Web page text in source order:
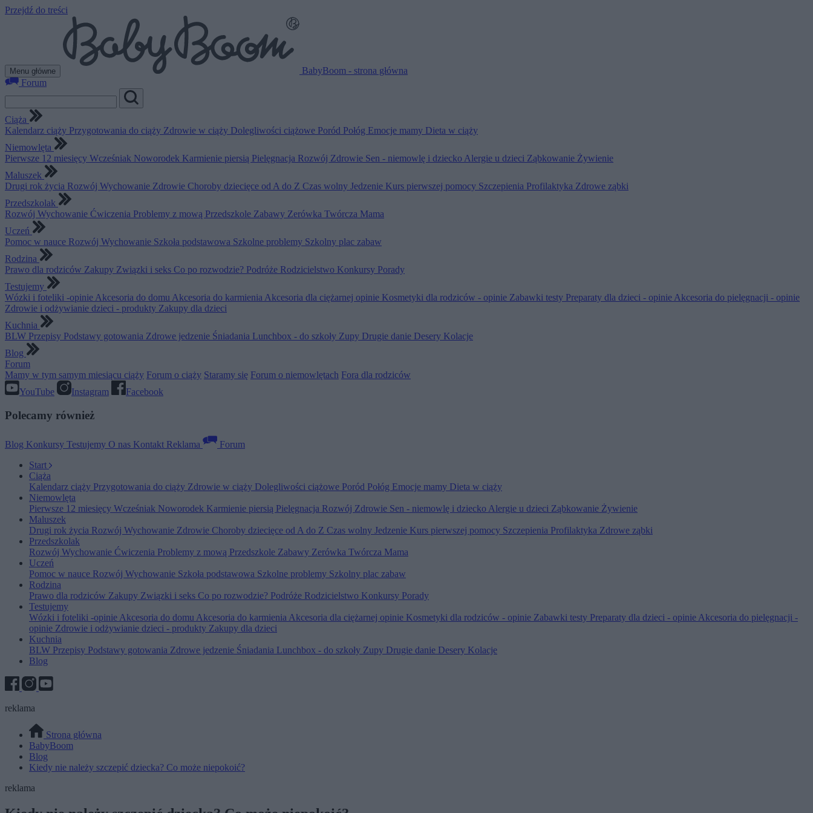
Przejdź do treści
Menu główne
BabyBoom - strona główna
Forum
Ciąża
Kalendarz ciąży Przygotowania do ciąży Zdrowie w ciąży Dolegliwości ciążowe Poród Połóg Emocje mamy Dieta w ciąży
Niemowlęta
Pierwsze 12 miesięcy Wcześniak Noworodek Karmienie piersią Pielęgnacja Rozwój Zdrowie Sen - niemowlę i dziecko Alergie u dzieci Ząbkowanie Żywienie
Maluszek
Drugi rok życia Rozwój Wychowanie Zdrowie Choroby dziecięce od A do Z Czas wolny Jedzenie Kurs pierwszej pomocy Szczepienia Profilaktyka Zdrowe ząbki
Przedszkolak
Rozwój Wychowanie Ćwiczenia Problemy z mową Przedszkole Zabawy Zerówka Twórcza Mama
Uczeń
Pomoc w nauce Rozwój Wychowanie Szkoła podstawowa Szkolne problemy Szkolny plac zabaw
Rodzina
Prawo dla rodziców Zakupy Związki i seks Co po rozwodzie? Podróże Rodzicielstwo Konkursy Porady
Testujemy
Wózki i foteliki -opinie Akcesoria do domu Akcesoria do karmienia Akcesoria dla ciężarnej opinie Kosmetyki dla rodziców - opinie Zabawki testy Preparaty dla dzieci - opinie Akcesoria do pielęgnacji - opinie
Zdrowie i odżywianie dzieci - produkty Zakupy dla dzieci
Kuchnia
BLW Przepisy Podstawy gotowania Zdrowe jedzenie Śniadania Lunchbox - do szkoły Zupy Drugie danie Desery Kolacje
Blog
Forum
Mamy w tym samym miesiącu ciąży Forum o ciąży Staramy się Forum o niemowlętach Fora dla rodziców
YouTube
Instagram Facebook
Polecamy również
Blog Konkursy Testujemy O nas Kontakt Reklama
Forum
Start
Ciąża
Kalendarz ciąży Przygotowania do ciąży Zdrowie w ciąży Dolegliwości ciążowe Poród Połóg Emocje mamy Dieta w ciąży
Niemowlęta
Pierwsze 12 miesięcy Wcześniak Noworodek Karmienie piersią Pielęgnacja Rozwój Zdrowie Sen - niemowlę i dziecko Alergie u dzieci Ząbkowanie Żywienie
Maluszek
Drugi rok życia Rozwój Wychowanie Zdrowie Choroby dziecięce od A do Z Czas wolny Jedzenie Kurs pierwszej pomocy Szczepienia Profilaktyka Zdrowe ząbki
Przedszkolak
Rozwój Wychowanie Ćwiczenia Problemy z mową Przedszkole Zabawy Zerówka Twórcza Mama
Uczeń
Pomoc w nauce Rozwój Wychowanie Szkoła podstawowa Szkolne problemy Szkolny plac zabaw
Rodzina
Prawo dla rodziców Zakupy Związki i seks Co po rozwodzie? Podróże Rodzicielstwo Konkursy Porady
Testujemy
Wózki i foteliki -opinieAkcesoria do domu Akcesoria do karmieniaAkcesoria dla ciężarnej opinie Kosmetyki dla rodziców - opinie Zabawki testy Preparaty dla dzieci - opinieAkcesoria do pielęgnacji -
opinie Zdrowie i odżywianie dzieci - produkty Zakupy dla dzieci
Kuchnia
BLW Przepisy Podstawy gotowania Zdrowe jedzenie Śniadania Lunchbox - do szkoły Zupy Drugie danie Desery Kolacje
Blog
reklama
Strona główna
BabyBoom
Blog
Kiedy nie należy szczepić dziecka? Co może niepokoić?
reklama